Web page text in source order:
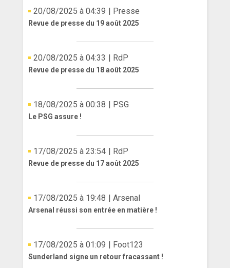
20/08/2025 à 04:39 | Presse
Revue de presse du 19 août 2025
20/08/2025 à 04:33 | RdP
Revue de presse du 18 août 2025
18/08/2025 à 00:38 | PSG
Le PSG assure !
17/08/2025 à 23:54 | RdP
Revue de presse du 17 août 2025
17/08/2025 à 19:48 | Arsenal
Arsenal réussi son entrée en matière !
17/08/2025 à 01:09 | Foot123
Sunderland signe un retour fracassant !